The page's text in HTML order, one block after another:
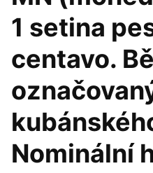
1 setina
centavo.
Nominální